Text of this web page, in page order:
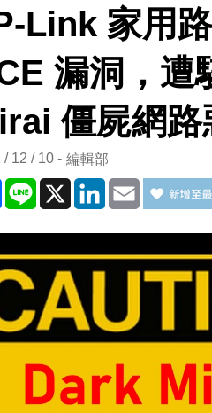
Link 家用
漏洞，遭
僵屍網路
/ 12 / 10 編輯部
Facebook
Line X LinkedInEmail